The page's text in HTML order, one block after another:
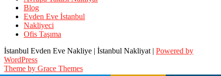
Blog
Evden Eve İstanbul
Nakliyeci
Ofis Taşıma
İstanbul Evden Eve Nakliye | İstanbul Nakliyat | Powered by
WordPress
Theme by Grace Themes